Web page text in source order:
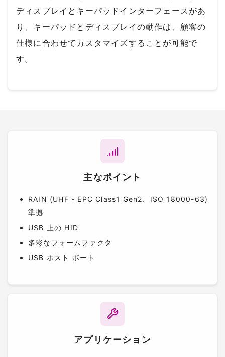
ディスプレイとキーパッドインターフェースがあ
り、キーパッドとディスプレイの動作は、顧客の
仕様に合わせてカスタマイズすることが可能で
す。
主なポイント
RAIN (UHF - EPC Class1 Gen2、ISO 18000-63)
準拠
USB 上の HID
多彩なフォームファクタ
USB ホスト ポート
アプリケーション